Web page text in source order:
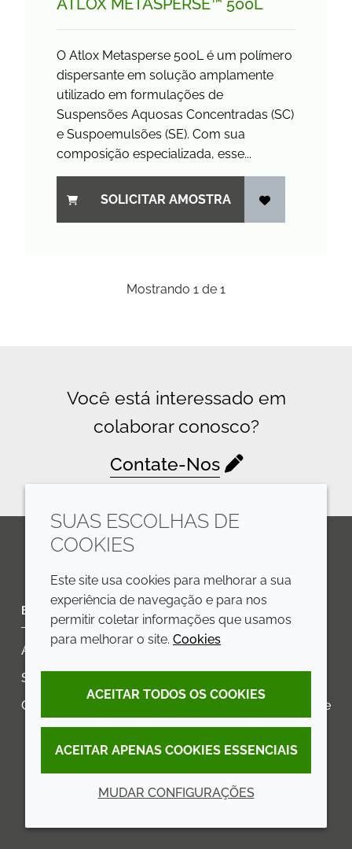
ATLOX METASPERSE™ 500L
O Atlox Metasperse 500L é um polímero
dispersante em solução amplamente
utilizado em formulações de
Suspensões Aquosas Concentradas (SC)
e Suspoemulsões (SE). Com sua
composição especializada, esse...
SOLICITAR AMOSTRA
Mostrando 1 de 1
Você está interessado em
colaborar conosco?
Contate-Nos
LinkedInYoutubeLine
EMPRESA
Annual Report
Sustainability Report
Croda.com
LEGAL
Termos e condições
Declaração de Acessibilidade
SUAS ESCOLHAS DE
COOKIES
Este site usa cookies para melhorar a sua
experiência de navegação e para nos
permitir coletar informações que usamos
para melhorar o site. Cookies
ACEITAR TODOS OS COOKIES
ACEITAR APENAS COOKIES ESSENCIAIS
MUDAR CONFIGURAÇÕES